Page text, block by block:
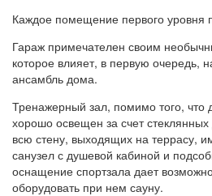
Каждое помещение первого уровня
Гараж примечателен своим
которое влияет, в первую очередь,
ансамбль дома.
Тренажерный зал, помимо того, что
хорошо освещен за счет стеклянных
всю стену, выходящих на террасу,
санузел с душевой кабиной и
оснащение спортзала дает
оборудовать при нем сауну.